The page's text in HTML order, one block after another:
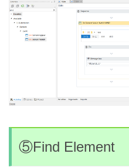
⑤Find Element